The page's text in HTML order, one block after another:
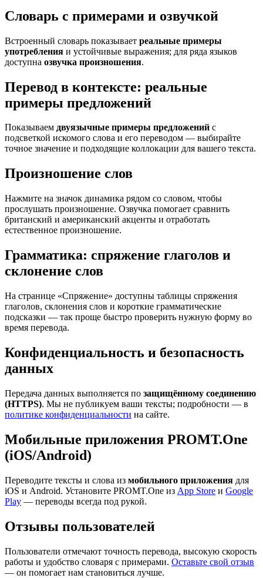
Словарь с примерами и озвучкой
Встроенный словарь показывает реальные примеры
употребления и устойчивые выражения; для ряда языков
доступна озвучка произношения.
Перевод в контексте: реальные
примеры предложений
Показываем двуязычные примеры предложений с
подсветкой искомого слова и его переводом — выбирайте
точное значение и подходящие коллокации для вашего текста.
Произношение слов
Нажмите на значок динамика рядом со словом, чтобы
прослушать произношение. Озвучка помогает сравнить
британский и американский акценты и отработать
естественное произношение.
Грамматика: спряжение глаголов и
склонение слов
На странице «Спряжение» доступны таблицы спряжения
глаголов, склонения слов и короткие грамматические
подсказки — так проще быстро проверить нужную форму во
время перевода.
Конфиденциальность и безопасность
данных
Передача данных выполняется по защищённому соединению
(HTTPS). Мы не публикуем ваши тексты; подробности — в
политике конфиденциальности на сайте.
Мобильные приложения PROMT.One
(iOS/Android)
Переводите тексты и слова из мобильного приложения для
iOS и Android. Установите PROMT.One из App Store и Google
Play — переводы всегда под рукой.
Отзывы пользователей
Пользователи отмечают точность перевода, высокую скорость
работы и удобство словаря с примерами. Оставьте свой отзыв
— он помогает нам становиться лучше.